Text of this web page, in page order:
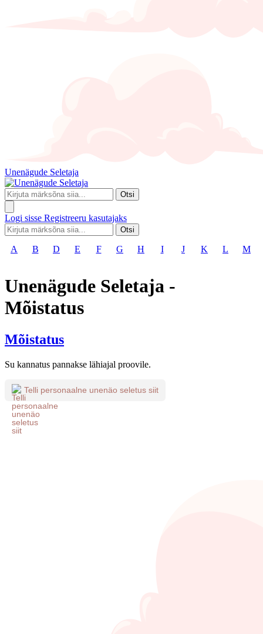
Unenägude Seletaja
Otsi
Logi sisse Registreeru kasutajaks
Otsi
A B D E F G H I J K L M
Unenägude Seletaja -
Mõistatus
Mõistatus
Su kannatus pannakse lähiajal proovile.
Telli personaalne unenäo seletus siit